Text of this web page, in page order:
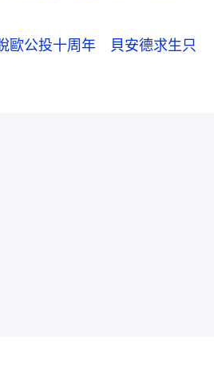
歐公投十周年 貝安德求生只